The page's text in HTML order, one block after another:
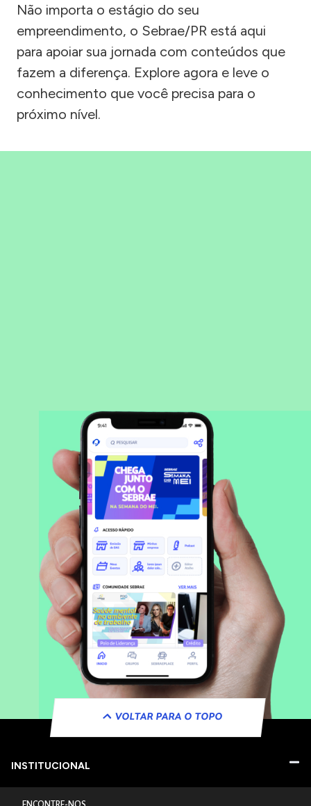
Não importa o estágio do seu
empreendimento, o Sebrae/PR está aqui
para apoiar sua jornada com conteúdos que
fazem a diferença. Explore agora e leve o
conhecimento que você precisa para o
próximo nível.
VOLTAR PARA O TOPO
INSTITUCIONAL